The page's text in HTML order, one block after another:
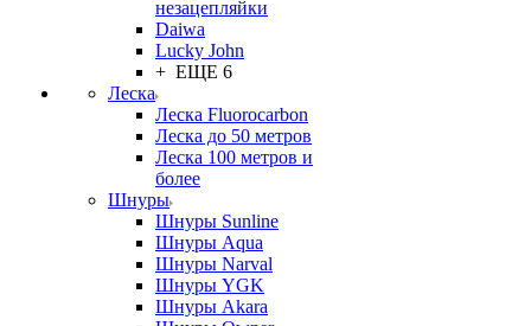
незацепляйки
Daiwa
Lucky John
+ ЕЩЕ 6
Леска
Леска Fluorocarbon
Леска до 50 метров
Леска 100 метров и
более
Шнуры
Шнуры Sunline
Шнуры Aqua
Шнуры Narval
Шнуры YGK
Шнуры Akara